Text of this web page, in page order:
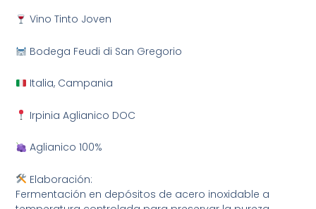
Vino Tinto Joven
Bodega Feudi di San Gregorio
Italia, Campania
Irpinia Aglianico DOC
Aglianico 100%
Elaboración:
Fermentación en depósitos de acero inoxidable a